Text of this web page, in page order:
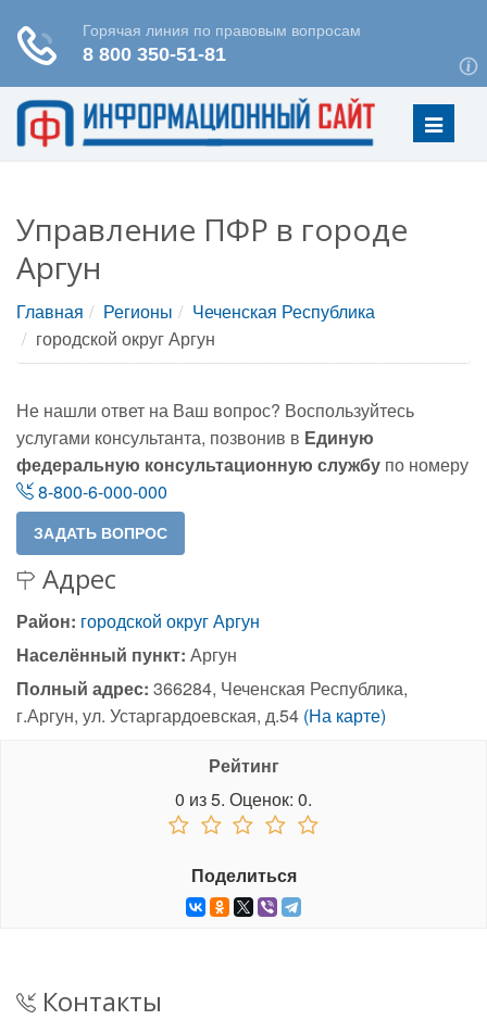
Меню
Управление ПФР в городе
Аргун
Главная Регионы
Чеченская Республика
городской округ Аргун
Не нашли ответ на Ваш вопрос? Воспользуйтесь
услугами консультанта, позвонив в Единую
федеральную консультационную службу по номеру
8-800-6-000-000
Адрес
Район: городской округ Аргун
Населённый пункт: Аргун
Полный адрес: 366284, Чеченская Республика,
г.Аргун, ул. Устаргардоевская, д.54 (На карте)
Рейтинг
0 из5. Оценок: 0.
Поделиться
Контакты